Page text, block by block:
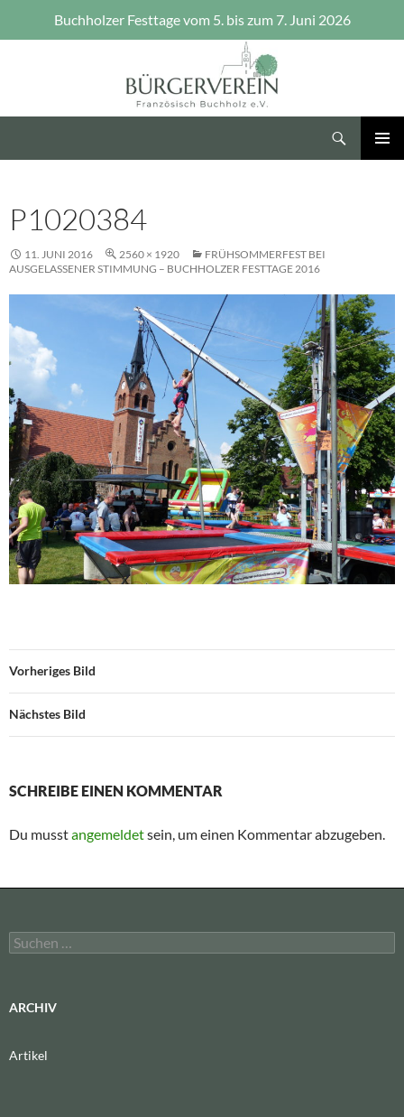
Buchholzer Festtage vom 5. bis zum 7. Juni 2026
P1020384
11. JUNI 2016 2560 × 1920
FRÜHSOMMERFEST BEI
AUSGELASSENER STIMMUNG – BUCHHOLZER FESTTAGE 2016
Vorheriges Bild
Nächstes Bild
SCHREIBE EINEN KOMMENTAR
Du musstangemeldetsein, um einen Kommentar abzugeben.
Suchen
nach:
ARCHIV
Artikel